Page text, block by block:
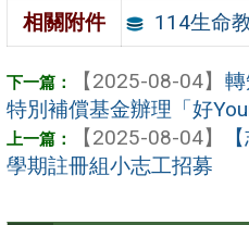
相關附件 114生命
【2025-08-04】
特別補償基金辦理「好
【2025-08-04】
學期註冊組小志工招募